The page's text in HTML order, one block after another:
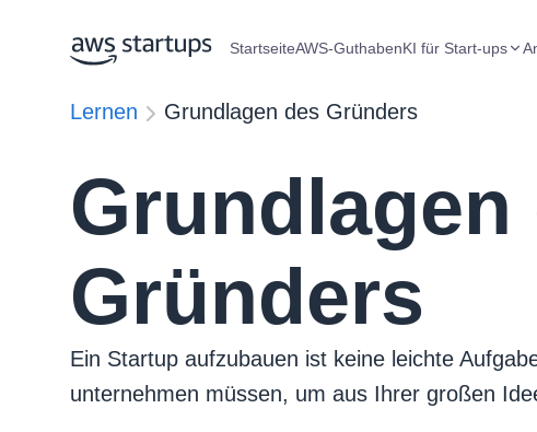
StartseiteAWS-GuthabenKI für Start-ups
Lernen Grundlagen des Gründers
Grundlagen
Gründers
Ein Startup aufzubauen ist keine leichte
unternehmen müssen, um aus Ihrer großen